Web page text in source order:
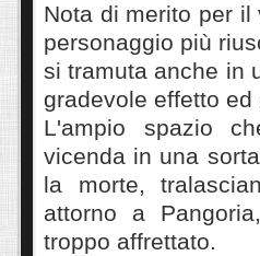
Nota di merito per il
personaggio più
si tramuta anche in
gradevole effetto ed
L'ampio spazio
vicenda in una
la morte,
attorno a
troppo affrettato.